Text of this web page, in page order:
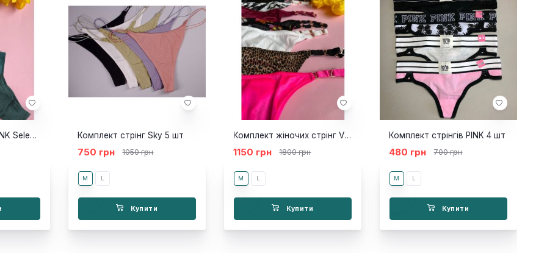
Комплект стрінг PINK Select 5 шт Комплект стрінг Sky 5 шт
750 грн 1050 грн
M L
Купити
Комплект жіночих стрінг VS Passion
1150 грн 1800 грн
M L
Купити
Комплект стрінгів PINK 4 шт
480 грн 700 грн
M L
Купити